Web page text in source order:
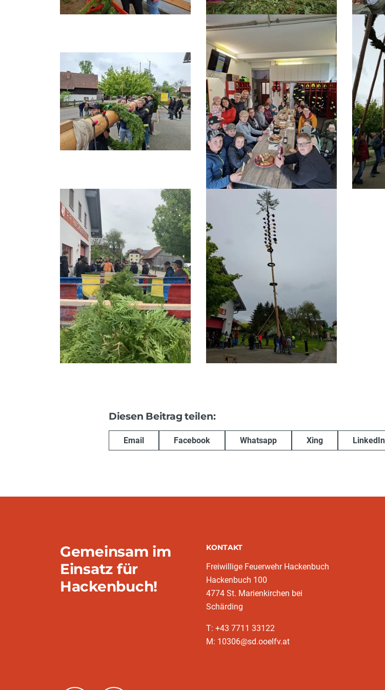
Diesen Beitrag teilen:
Email Facebook Whatsapp Xing LinkedIn
Gemeinsam im
Einsatz für
Hackenbuch!
KONTAKT
Freiwillige Feuerwehr Hackenbuch
Hackenbuch 100
4774 St. Marienkirchen bei
Schärding
T: +43 7711 33122
M: 10306@sd.ooelfv.at